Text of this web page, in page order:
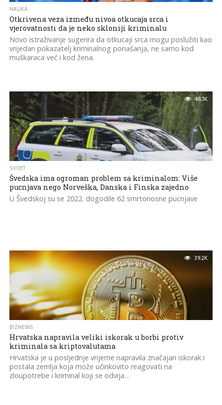
NAUKA
Otkrivena veza između nivoa otkucaja srca i
vjerovatnosti da je neko skloniji kriminalu
Novo istraživanje sugerira da otkucaji srca mogu poslužiti kao
vrijedan pokazatelj kriminalnog ponašanja, ne samo kod
muškaraca već i kod žena.
48.1K
SVIJET
Švedska ima ogroman problem sa kriminalom: Više
pucnjava nego Norveška, Danska i Finska zajedno
U Švedskoj su se 2022. dogodile 62 smrtonosne pucnjave
39.2K
BIZNEWS
Hrvatska napravila veliki iskorak u borbi protiv
kriminala sa kriptovalutama
Hrvatska je u posljednje vrijeme napravila značajan iskorak i
postala zemlja koja može učinkovito reagovati na
zloupotrebe i kriminal koji se odvija...